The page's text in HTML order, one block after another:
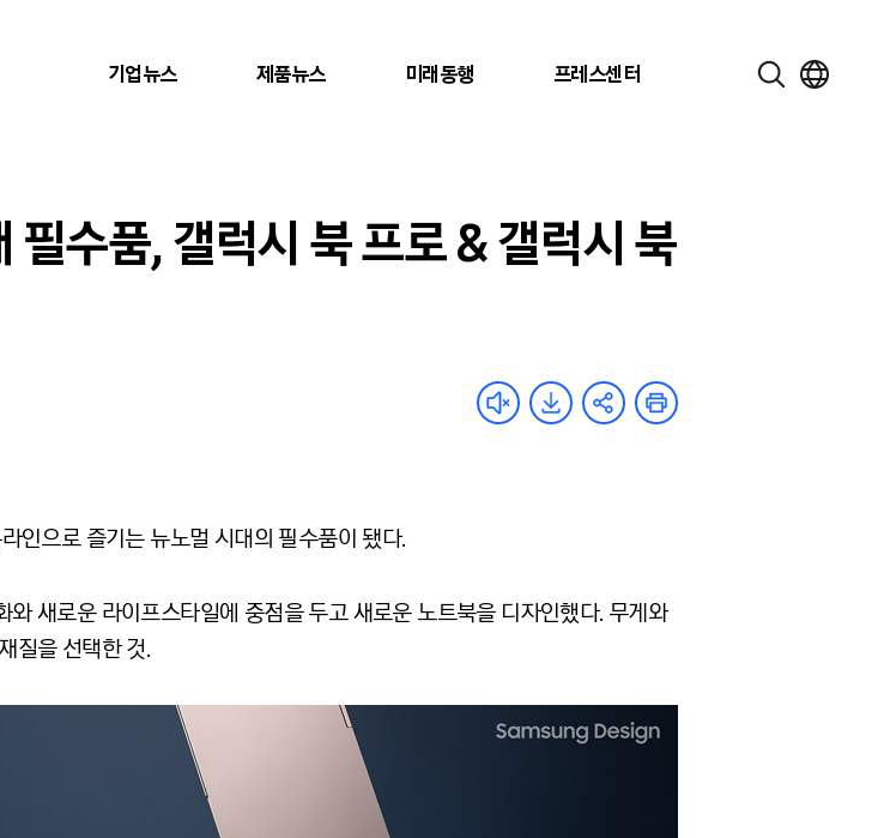
기업뉴스 제품뉴스 미래동행 프레스센터
수품, 갤럭시 북 프로 & 갤럭시 북
인으로 즐기는 뉴노멀 시대의 필수품이 됐다.
새로운 라이프스타일에 중점을 두고 새로운 노트북을 디자인했다. 무게와
질을 선택한 것.